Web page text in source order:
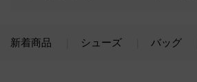
新着商品 シューズ バッグ